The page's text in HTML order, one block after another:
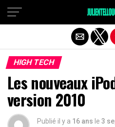
HIGH TECH
Les nouveaux
version 2010
Publié il y a 16 ans le 3